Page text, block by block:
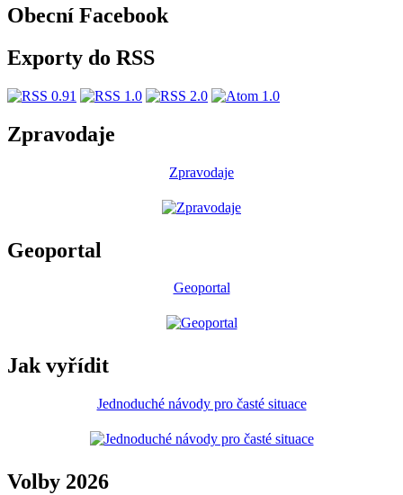
Obecní Facebook
Exporty do RSS
Zpravodaje
Zpravodaje
Geoportal
Geoportal
Jak vyřídit
Jednoduché návody pro časté situace
Volby 2026